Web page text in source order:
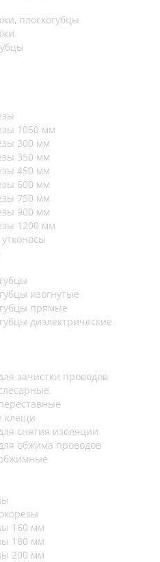
плоскогубцы
1050 мм
300 мм
350 мм
450 мм
600 мм
750 мм
900 мм
1200 мм
изогнутые
прямые
диэлектрические
зачистки проводов
клещи
снятия изоляции
обжима проводов
160 мм
180 мм
200 мм